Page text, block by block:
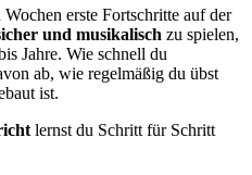
erste Fortschritte auf der
und musikalisch zu spielen,
Jahre. Wie schnell du
ab, wie regelmäßig du übst
ist.
lernst du Schritt für Schritt